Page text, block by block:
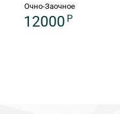
Очно-Заочное
12000 P